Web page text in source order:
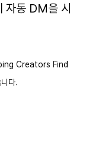
자동 DM을 시
Creators Find
다.